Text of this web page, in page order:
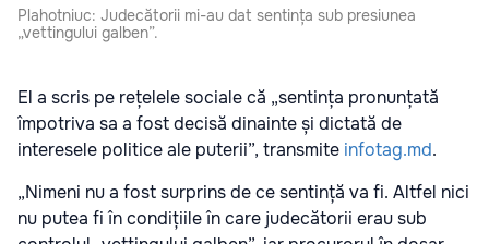
Plahotniuc: Judecătorii mi-au dat sentința sub presiunea
„vettingului galben”.
El a scris pe rețelele sociale că „sentința pronunțată
împotriva sa a fost decisă dinainte și dictată de
interesele politice ale puterii”, transmite infotag.md.
„Nimeni nu a fost surprins de ce sentință va fi. Altfel nici
nu putea fi în condițiile în care judecătorii erau sub